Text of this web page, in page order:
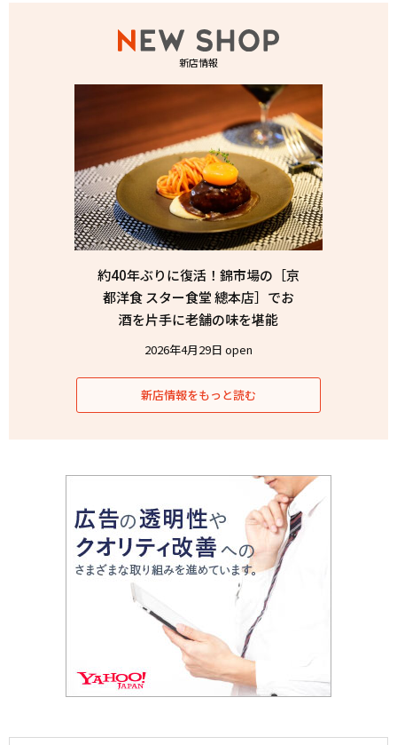
新店情報
約40年ぶりに復活！錦市場の［京
都洋食 スター食堂 總本店］でお
酒を片手に老舗の味を堪能
2026年4月29日 open
新店情報をもっと読む